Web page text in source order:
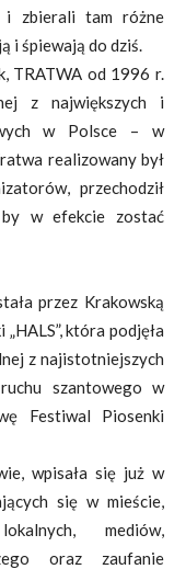
i zbierali tam różne
i śpiewają do dziś.
TRATWA od 1996 r.
z największych i
w Polsce – w
realizowany był
przechodził
w efekcie zostać
przez Krakowską
która podjęła
z najistotniejszych
szantowego w
Festiwal Piosenki
wpisała się już w
się w mieście,
mediów,
oraz zaufanie